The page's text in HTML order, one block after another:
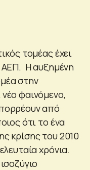
τομέας έχει
ΑΕΠ. Η αυξημένη
στην
φαινόμενο,
από
ότι το ένα
κρίσης του 2010
χρόνια.